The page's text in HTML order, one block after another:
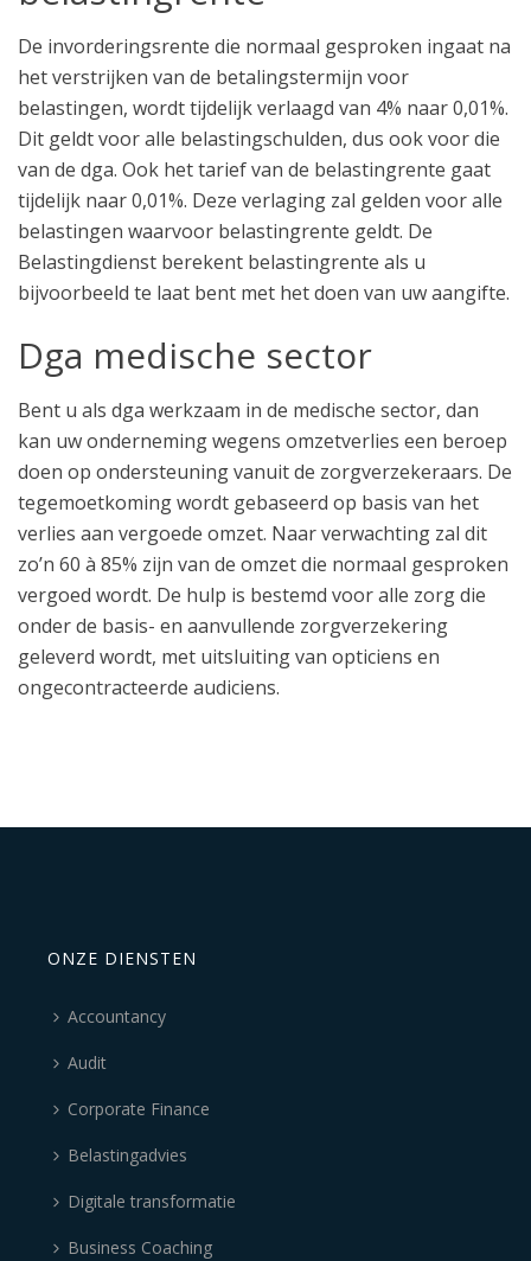
De invorderingsrente die normaal gesproken ingaat na
het verstrijken van de betalingstermijn voor
belastingen, wordt tijdelijk verlaagd van 4% naar 0,01%.
Dit geldt voor alle belastingschulden, dus ook voor die
van de dga. Ook het tarief van de belastingrente gaat
tijdelijk naar 0,01%. Deze verlaging zal gelden voor alle
belastingen waarvoor belastingrente geldt. De
Belastingdienst berekent belastingrente als u
bijvoorbeeld te laat bent met het doen van uw aangifte.
Dga medische sector
Bent u als dga werkzaam in de medische sector, dan
kan uw onderneming wegens omzetverlies een beroep
doen op ondersteuning vanuit de zorgverzekeraars. De
tegemoetkoming wordt gebaseerd op basis van het
verlies aan vergoede omzet. Naar verwachting zal dit
zo’n 60 à 85% zijn van de omzet die normaal gesproken
vergoed wordt. De hulp is bestemd voor alle zorg die
onder de basis- en aanvullende zorgverzekering
geleverd wordt, met uitsluiting van opticiens en
ongecontracteerde audiciens.
ONZE DIENSTEN
Accountancy
Audit
Corporate Finance
Belastingadvies
Digitale transformatie
Business Coaching